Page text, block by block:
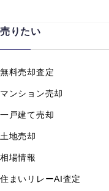
売りたい
無料売却査定
マンション売却
一戸建て売却
土地売却
相場情報
住まいリレーAI査定